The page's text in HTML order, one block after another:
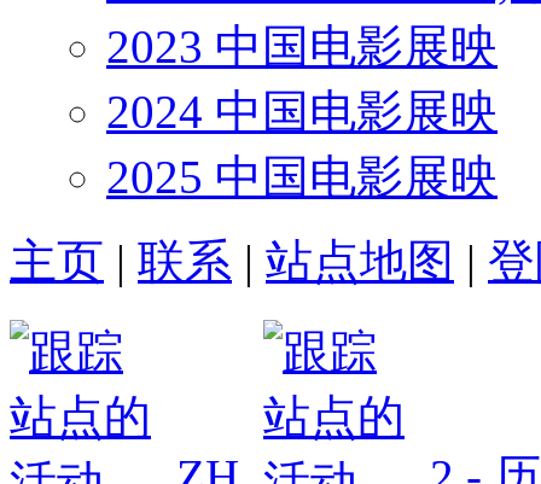
2023 中国电影展映
2024 中国电影展映
2025 中国电影展映
主页 | 联系 | 站点地图 |